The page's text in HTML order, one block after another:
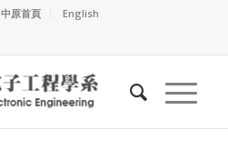
中原首頁 English